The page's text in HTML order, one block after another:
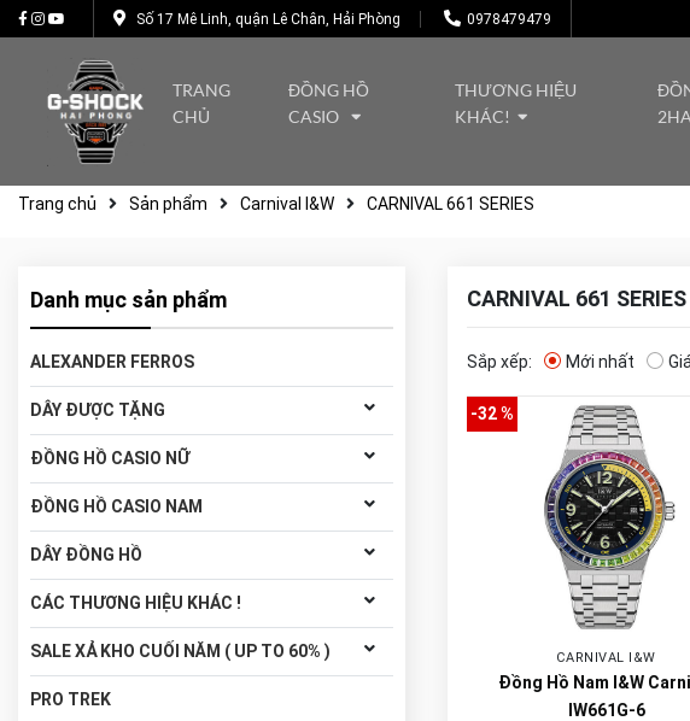
Số 17 Mê Linh, quận Lê Chân, Hải Phòng 0978479479
TRANG
CHỦ
ĐỒNG HỒ
CASIO
THƯƠNG HIỆU
KHÁC!
Trang chủ Sản phẩm Carnival I&W CARNIVAL 661 SERIES
Danh mục sản phẩm
ALEXANDER FERROS
DÂY ĐƯỢC TẶNG
ĐỒNG HỒ CASIO NỮ
ĐỒNG HỒ CASIO NAM
DÂY ĐỒNG HỒ
CÁC THƯƠNG HIỆU KHÁC !
SALE XẢ KHO CUỐI NĂM ( UP TO 60% )
PRO TREK
CARNIVAL 661 SERIES
Sắp xếp: Mới nhất
-32 %
CARNIVAL I&W
Đồng Hồ Nam I&W
IW661G-6